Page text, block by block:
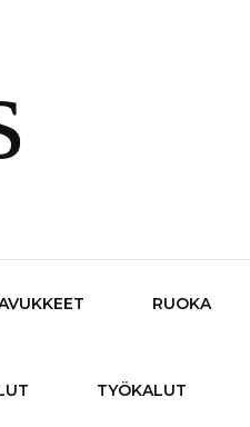
RUOKA
TYÖKALUT